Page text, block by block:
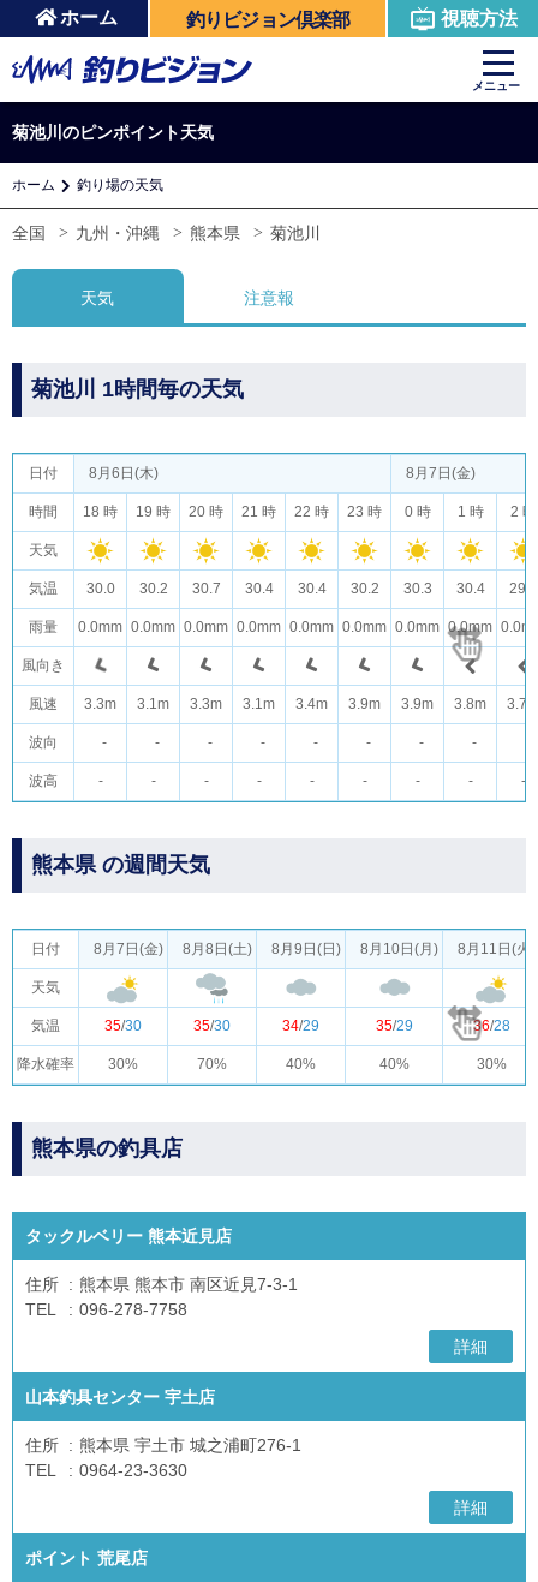
ホーム 釣りビジョン倶楽部 視聴方法
メニュー
菊池川のピンポイント天気
ホーム 釣り場の天気
全国 九州・沖縄 熊本県 菊池川
天気 注意報
菊池川 1時間毎の天気
日付
時間
天気
気温
雨量
風向き
風速
波向
波高
8月6日(木) 8月7日(金)
18 時 19 時 20 時 21 時 22 時 23 時 0 時 1 時 2 時
30.0 30.2 30.7 30.4 30.4 30.2 30.3 30.4 29.4
0.0mm 0.0mm 0.0mm 0.0mm 0.0mm 0.0mm 0.0mm 0.0mm
3.3m 3.1m 3.3m 3.1m 3.4m 3.9m 3.9m 3.8m 3.7m
- - - - - - - -
- - - - - - - - -
熊本県 の週間天気
日付
天気
気温
降水確率
8月7日(金) 8月8日(土) 8月9日(日) 8月10日(月) 8月11日(火)
35/30 35/30 34/29 35/29 36/28
30% 70% 40% 40% 30%
熊本県の釣具店
タックルベリー 熊本近見店
住所
熊本県 熊本市 南区近見7-3-1
TEL
096-278-7758
詳細
山本釣具センター 宇土店
住所
熊本県 宇土市 城之浦町276-1
TEL
0964-23-3630
詳細
ポイント 荒尾店